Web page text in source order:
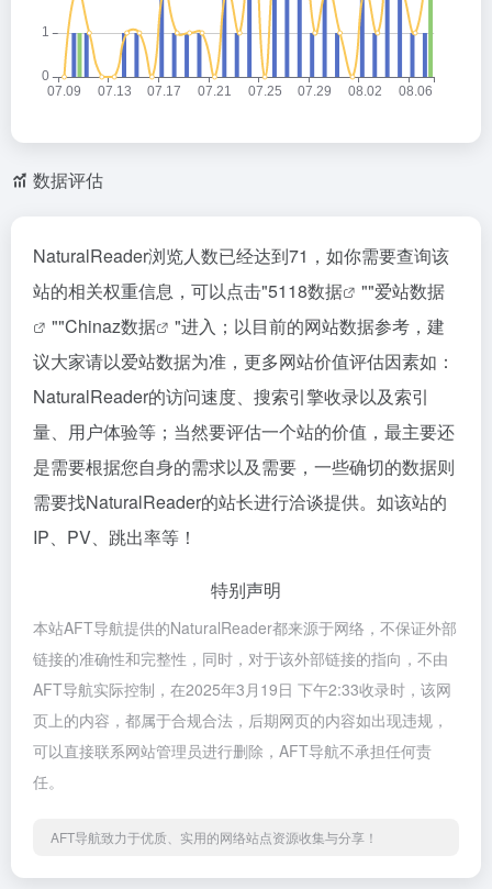
数据评估
NaturalReader浏览人数已经达到71，如你需要查询该
站的相关权重信息，可以点击"5118数据 ""爱站数据
""Chinaz数据
"进入；以目前的网站数据参考，建
议大家请以爱站数据为准，更多网站价值评估因素如：
NaturalReader的访问速度、搜索引擎收录以及索引
量、用户体验等；当然要评估一个站的价值，最主要还
是需要根据您自身的需求以及需要，一些确切的数据则
需要找NaturalReader的站长进行洽谈提供。如该站的
IP、PV、跳出率等！
特别声明
本站AFT导航提供的NaturalReader都来源于网络，不保证外部
链接的准确性和完整性，同时，对于该外部链接的指向，不由
AFT导航实际控制，在2025年3月19日 下午2:33收录时，该网
页上的内容，都属于合规合法，后期网页的内容如出现违规，
可以直接联系网站管理员进行删除，AFT导航不承担任何责
任。
AFT导航致力于优质、实用的网络站点资源收集与分享！